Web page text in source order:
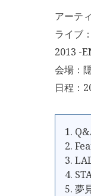
アーテ
ライブ
2013 -
会場：
日程：
1.
2.
3.
4.
5. 夢